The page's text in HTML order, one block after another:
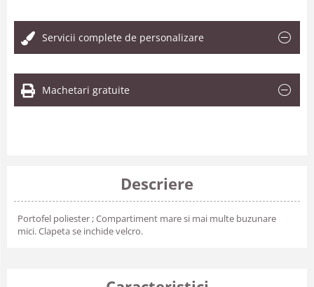
Servicii complete de personalizare
Machetari gratuite
Descriere
Portofel poliester ; Compartiment mare si mai multe buzunare
mici. Clapeta se inchide velcro.